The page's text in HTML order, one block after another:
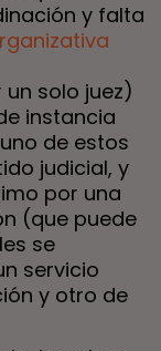
y falta
solo juez)
instancia
de estos
judicial, y
por una
(que puede
se
servicio
y otro de